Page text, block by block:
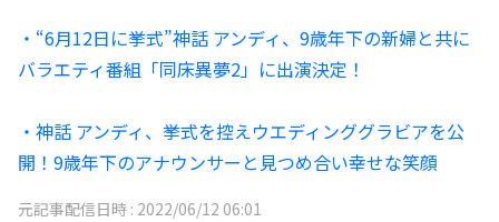
・“6月12日に挙式”神話 アンディ、9歳年下の新婦と共に
バラエティ番組「同床異夢2」に出演決定！
・神話 アンディ、挙式を控えウエディンググラビアを公
開！9歳年下のアナウンサーと見つめ合い幸せな笑顔
元記事配信日時 : 2022/06/12 06:01